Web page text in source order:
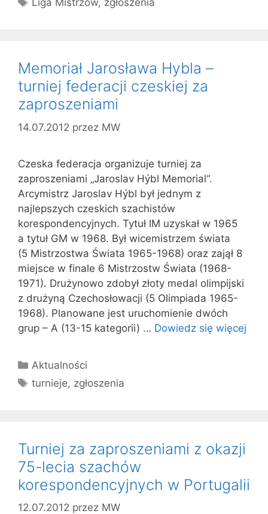
Liga Mistrzów, zgłoszenia
Memoriał Jarosława Hybla –
turniej federacji czeskiej za
zaproszeniami
14.07.2012 przez MW
Czeska federacja organizuje turniej za
zaproszeniami „Jaroslav Hýbl Memorial“.
Arcymistrz Jaroslav Hýbl był jednym z
najlepszych czeskich szachistów
korespondencyjnych. Tytuł IM uzyskał w 1965
a tytuł GM w 1968. Był wicemistrzem świata
(5 Mistrzostwa Świata 1965-1968) oraz zajął 8
miejsce w finale 6 Mistrzostw Świata (1968-
1971). Drużynowo zdobył złoty medal olimpijski
z drużyną Czechosłowacji (5 Olimpiada 1965-
1968). Planowane jest uruchomienie dwóch
grup – A (13-15 kategorii) … Dowiedz się więcej
Kategorie
Aktualności
Tagi
turnieje, zgłoszenia
Turniej za zaproszeniami z okazji
75-lecia szachów
korespondencyjnych w Portugalii
12.07.2012 przez MW